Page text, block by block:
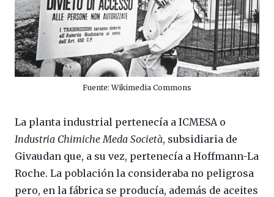
Fuente: Wikimedia Commons
La planta industrial pertenecía a ICMESA o
Industria Chimiche Meda Società, subsidiaria de
Givaudan que, a su vez, pertenecía a Hoffmann-La
Roche. La población la consideraba no peligrosa
pero, en la fábrica se producía, además de aceites